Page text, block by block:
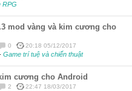
RPG
mod vàng và kim cương cho
0 20:18 05/12/2017
Game trí tuệ và chiến thuật
cương cho Android
2 22:47 18/03/2017